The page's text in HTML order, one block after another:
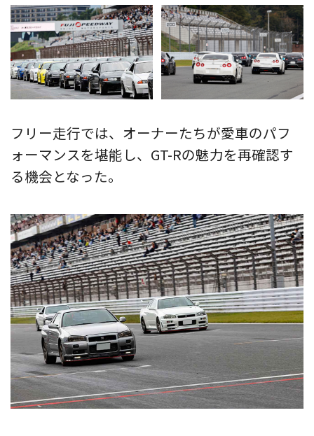
フリー走行では、オーナーたちが愛車のパフ
ォーマンスを堪能し、GT-Rの魅力を再確認す
る機会となった。